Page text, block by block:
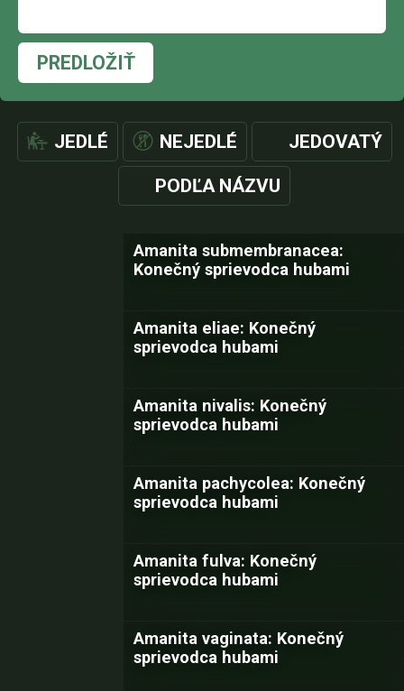
PREDLOŽIŤ
JEDLÉ NEJEDLÉ JEDOVATÝ
PODĽA NÁZVU
Amanita submembranacea:
Konečný sprievodca hubami
Amanita eliae: Konečný
sprievodca hubami
Amanita nivalis: Konečný
sprievodca hubami
Amanita pachycolea: Konečný
sprievodca hubami
Amanita fulva: Konečný
sprievodca hubami
Amanita vaginata: Konečný
sprievodca hubami